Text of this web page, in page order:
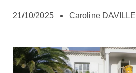
21/10/2025 Caroline DAVILLE